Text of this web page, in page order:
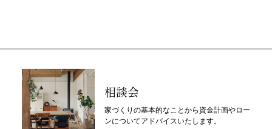
相談会
家づくりの基本的なことから資金計画やロー
ンについてアドバイスいたします。